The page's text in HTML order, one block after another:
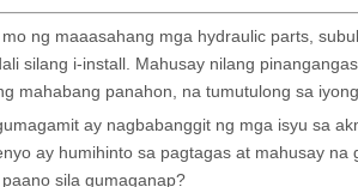
ng maaasahang mga hydraulic parts,
silang i-install. Mahusay nilang
mahabang panahon, na tumutulong sa
ay nagbabanggit ng mga isyu sa
ay humihinto sa pagtagas at mahusay
sila gumaganap?